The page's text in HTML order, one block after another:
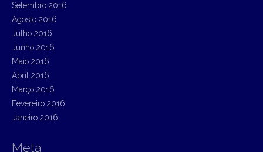
Setembro 2016
Agosto 2016
Julho 2016
Junho 2016
Maio 2016
Abril 2016
Março 2016
Fevereiro 2016
Janeiro 2016
Meta